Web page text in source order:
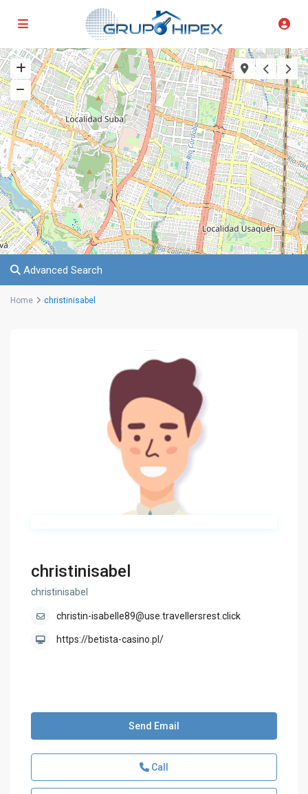
Advanced Search
Home christinisabel
christinisabel
christinisabel
christin-isabelle89@use.travellersrest.click
https://betista-casino.pl/
Send Email
Call